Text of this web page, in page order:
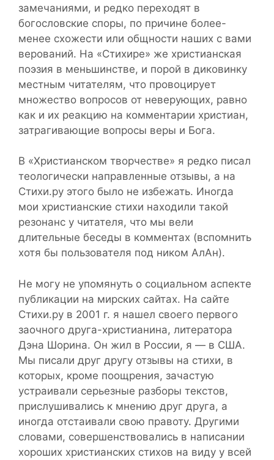
замечаниями, и редко переходят в
богословские споры, по причине более-
менее схожести или общности наших с вами
верований. На «Стихире» же христианская
поэзия в меньшинстве, и порой в диковинку
местным читателям, что провоцирует
множество вопросов от неверующих, равно
как и их реакцию на комментарии христиан,
затрагивающие вопросы веры и Бога.
В «Христианском творчестве» я редко писал
теологически направленные отзывы, а на
Стихи.ру этого было не избежать. Иногда
мои христианские стихи находили такой
резонанс у читателя, что мы вели
длительные беседы в комментах (вспомнить
хотя бы пользователя под ником АлАн).
Не могу не упомянуть о социальном аспекте
публикации на мирских сайтах. На сайте
Стихи.ру в 2001 г. я нашел своего первого
заочного друга-христианина, литератора
Дэна Шорина. Он жил в России, я — в США.
Мы писали друг другу отзывы на стихи, в
которых, кроме поощрения, зачастую
устраивали серьезные разборы текстов,
прислушивались к мнению друг друга, а
иногда отстаивали свою правоту. Другими
словами, совершенствовались в написании
хороших христианских стихов на виду у всей